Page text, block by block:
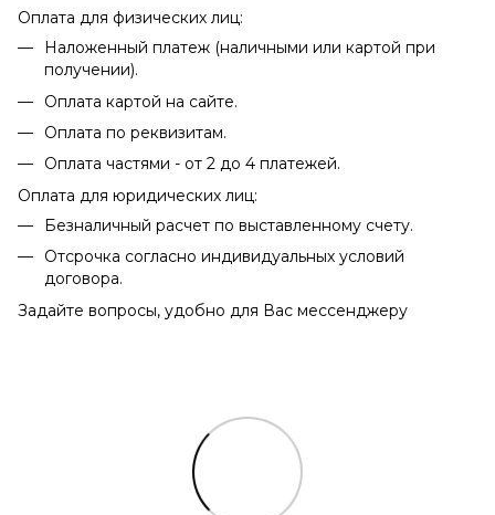
Оплата для физических лиц:
Наложенный платеж (наличными или картой при
получении).
Оплата картой на сайте.
Оплата по реквизитам.
Оплата частями - от 2 до 4 платежей.
Оплата для юридических лиц:
Безналичный расчет по выставленному счету.
Отсрочка согласно индивидуальных условий
договора.
Задайте вопросы, удобно для Вас мессенджеру